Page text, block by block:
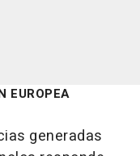
EUROPEA
generadas